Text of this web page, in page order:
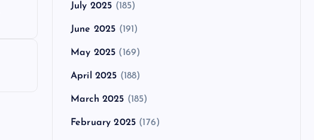
July 2025 (185)
June 2025 (191)
May 2025 (169)
April 2025 (188)
March 2025 (185)
February 2025 (176)